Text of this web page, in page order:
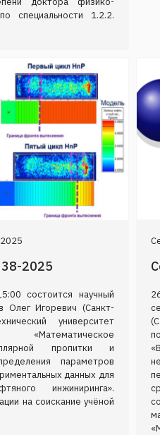
специальности 1.2.2.
2025
состоится научный
Олег Игоревич (Санкт-
университет
пропитки и
параметров
данных для
инжиниринга».
на соискание учёной